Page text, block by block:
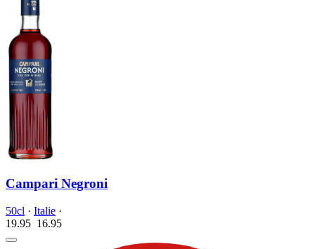
Campari Negroni
50cl · Italie ·
19.95 16.95